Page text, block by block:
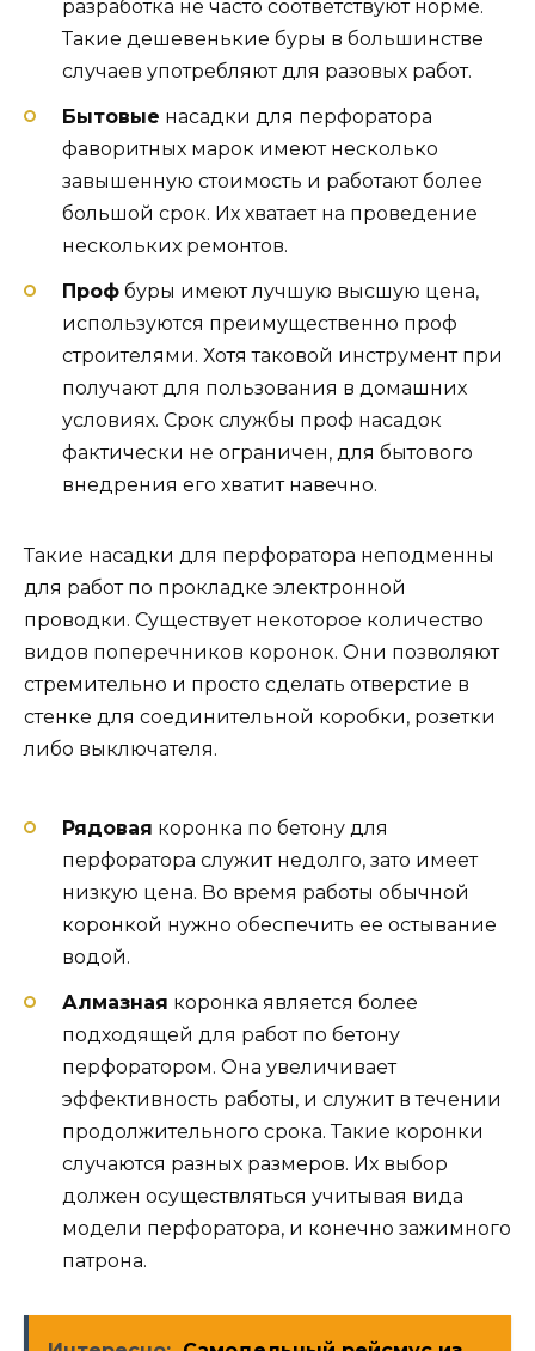
разработка не часто соответствуют норме.
Такие дешевенькие буры в большинстве
случаев употребляют для разовых работ.
Бытовые насадки для перфоратора
фаворитных марок имеют несколько
завышенную стоимость и работают более
большой срок. Их хватает на проведение
нескольких ремонтов.
Проф буры имеют лучшую высшую цена,
используются преимущественно проф
строителями. Хотя таковой инструмент при
получают для пользования в домашних
условиях. Срок службы проф насадок
фактически не ограничен, для бытового
внедрения его хватит навечно.
Такие насадки для перфоратора неподменны
для работ по прокладке электронной
проводки. Существует некоторое количество
видов поперечников коронок. Они позволяют
стремительно и просто сделать отверстие в
стенке для соединительной коробки, розетки
либо выключателя.
Рядовая коронка по бетону для
перфоратора служит недолго, зато имеет
низкую цена. Во время работы обычной
коронкой нужно обеспечить ее остывание
водой.
Алмазная коронка является более
подходящей для работ по бетону
перфоратором. Она увеличивает
эффективность работы, и служит в течении
продолжительного срока. Такие коронки
случаются разных размеров. Их выбор
должен осуществляться учитывая вида
модели перфоратора, и конечно зажимного
патрона.